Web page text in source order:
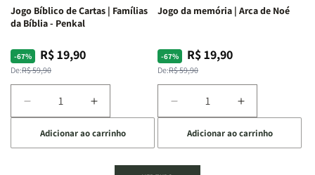
Jogo Bíblico de Cartas | Famílias
da Bíblia - Penkal
-67%
Preço
normal
De:R$ 59,90
Preço
promocional
R$ 19,90
Diminuir
a
quantidade
de
Aumentar
a
quantidade
de
Jogo
Adicionar ao carrinho
Jogo da memória | Arca de Noé
-67%
Preço
normal
De:R$ 59,90
Preço
promocional
R$ 19,90
Diminuir
a
quantidade
de
Jogo
Aumentar
a
quantidade
de
Adicionar ao carrinho